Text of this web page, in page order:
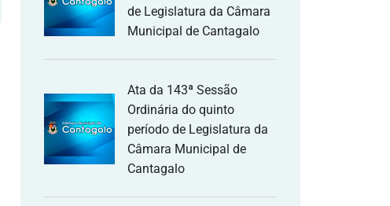
de Legislatura da Câmara
Municipal de Cantagalo
Ata da 143ª Sessão
Ordinária do quinto
período de Legislatura da
Câmara Municipal de
Cantagalo